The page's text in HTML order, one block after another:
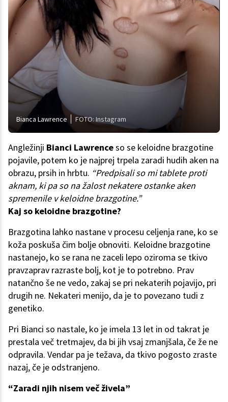
Bianca Lawrence FOTO: Instagram
Angležinji Bianci Lawrenceso se keloidne brazgotine
pojavile, potem ko je najprej trpela zaradi hudih aken na
obrazu, prsih in hrbtu. “Predpisali so mi tablete proti
aknam, ki pa so na žalost nekatere ostanke aken
spremenile v keloidne brazgotine.”
Kaj so keloidne brazgotine?
Brazgotina lahko nastane v procesu celjenja rane, ko se
koža poskuša čim bolje obnoviti. Keloidne brazgotine
nastanejo, ko se rana ne zaceli lepo oziroma se tkivo
pravzaprav razraste bolj, kot je to potrebno. Prav
natančno še ne vedo, zakaj se pri nekaterih pojavijo, pri
drugih ne. Nekateri menijo, da je to povezano tudi z
genetiko.
Pri Bianci so nastale, ko je imela 13 let in od takrat je
prestala več tretmajev, da bi jih vsaj zmanjšala, če že ne
odpravila. Vendar pa je težava, da tkivo pogosto zraste
nazaj, če je odstranjeno.
“Zaradi njih nisem več živela”